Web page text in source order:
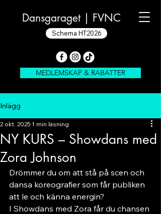
Dansgaraget | FVNC
Schema HT2026
MEDLEMSKAP & RABATTER
Inlägg
NY KURS – Showdans med
Zora Johnson
2 okt. 2025 1 min läsning
Drömmer du om att stå på scen och
dansa koreografier som får publiken
att le och känna energin?
I Showdans med Zora får du chansen